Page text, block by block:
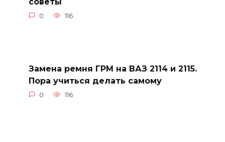
0 116
Замена ремня ГРМ на ВАЗ 2114 и 2115.
Пора учиться делать самому
0 116